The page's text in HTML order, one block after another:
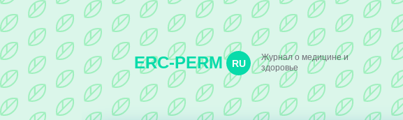
ERC-PERM RU
Журнал о медицине и
здоровье